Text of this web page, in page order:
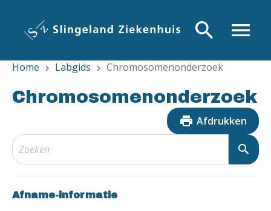
inhoud
menu
search
Home chevron_right Labgids chevron_right Chromosomenonderzoek
Chromosomenonderzoek
print Afdrukken
search
Afname-informatie